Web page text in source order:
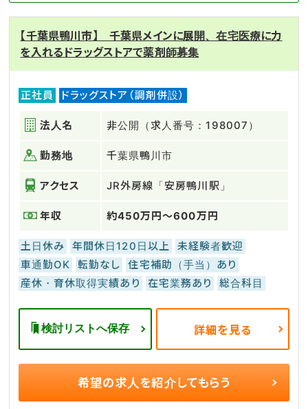
【千葉県鴨川市】 千葉県メインに展開、在宅医療に力
を入れるドラッグストアで薬剤師募集
正社員 ドラッグストア（調剤併設）
法人名 非公開（求人番号：198007）
勤務地 千葉県鴨川市
アクセス JR外房線「安房鴨川駅」
年収 約450万円～600万円
土日休み 年間休日120日以上
未経験者歓迎
車通勤OK
転勤なし
住宅補助（手当）あり
産休・育休取得実績あり
在宅業務あり 総合科目
検討リストへ保存 詳細を見る
希望の求人を紹介してもらう